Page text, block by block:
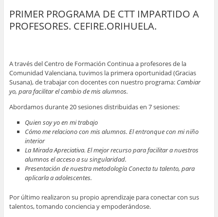
PRIMER PROGRAMA DE CTT IMPARTIDO A
PROFESORES. CEFIRE.ORIHUELA.
A través del Centro de Formación Continua a profesores de la
Comunidad Valenciana, tuvimos la primera oportunidad (Gracias
Susana), de trabajar con docentes con nuestro programa: Cambiar
yo, para facilitar el cambio de mis alumnos.
Abordamos durante 20 sesiones distribuidas en 7 sesiones:
Quien soy yo en mi trabajo
Cómo me relaciono con mis alumnos. El entronque con mi niño
interior
La Mirada Apreciativa. El mejor recurso para facilitar a nuestros
alumnos el acceso a su singularidad.
Presentación de nuestra metodología Conecta tu talento, para
aplicarla a adolescentes.
Por último realizaron su propio aprendizaje para conectar con sus
talentos, tomando conciencia y empoderándose.